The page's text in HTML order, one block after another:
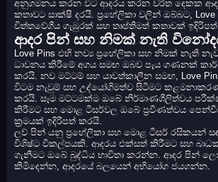
අනුගමනය කරන විට ආදරය කරන චරිත දෙකක
කතාවට සාක්ෂි දරයි. ප්‍රහේලිකා වලින් ඔබ්බට, Love
චිත්තවේගීය ගැඹුරක් සහ තෘප්තිමත් කතාවක්
ආදර පින් සහ නිමක් නැති
Love Pins එහි නව්‍ය ප්‍රහේලිකා සහ නිමක් නැති
ධාවනය කිරීමේ අගය සමඟ ඔබව පැය ගණනක්
කරයි. නව මට්ටම් සහ යාවත්කාලීන සමඟ, Love
විටම නැවුම් සහ උද්යෝගිමත්ව සිටීමට
කරයි. සෑම මට්ටමක්ම ඔබේ නිර්මාණශීලිත්වය
කිරීමට සහ මොළ ටීසර්වල ඔබේ ප්‍රවීණත්වය
ක්‍රමයක් ඉදිරිපත් කරයි.
ලව් පින් යනු ප්‍රහේලිකා සහ මොළ ටීසර් රසිකයන්
විශිෂ්ට විකල්පයකි. ආදරය එක්සත් කිරීමට සහ
ගැනීමට ඔබේ බුද්ධිය භාවිතා කරන්න. ආදර පින්
කිමිදෙන්න, ආදරයේ බලයෙන් අභියෝග ජයගන්න.